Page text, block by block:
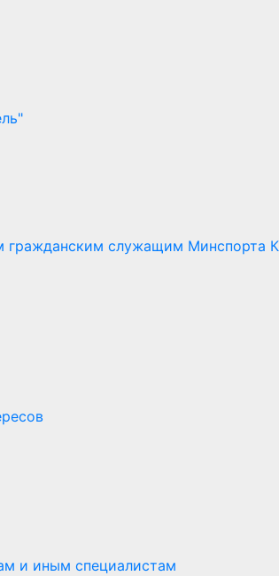
гражданским служащим Минспорта
и иным специалистам